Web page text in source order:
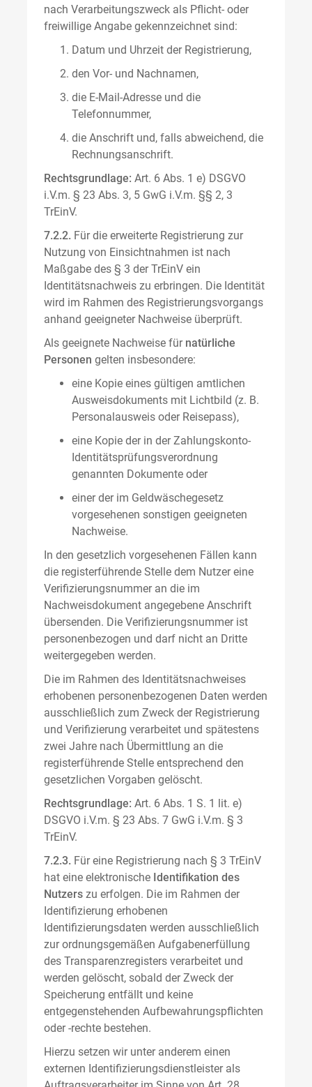
nach Verarbeitungszweck als Pflicht- oder
freiwillige Angabe gekennzeichnet sind:
Datum und Uhrzeit der Registrierung,
den Vor- und Nachnamen,
die E-Mail-Adresse und die
Telefonnummer,
die Anschrift und, falls abweichend, die
Rechnungsanschrift.
Rechtsgrundlage: Art. 6 Abs. 1 e) DSGVO
i.V.m. § 23 Abs. 3, 5 GwG i.V.m. §§ 2, 3
TrEinV.
7.2.2. Für die erweiterte Registrierung zur
Nutzung von Einsichtnahmen ist nach
Maßgabe des § 3 der TrEinV ein
Identitätsnachweis zu erbringen. Die Identität
wird im Rahmen des Registrierungsvorgangs
anhand geeigneter Nachweise überprüft.
Als geeignete Nachweise für natürliche
Personen gelten insbesondere:
eine Kopie eines gültigen amtlichen
Ausweisdokuments mit Lichtbild (z. B.
Personalausweis oder Reisepass),
eine Kopie der in der Zahlungskonto-
Identitätsprüfungsverordnung
genannten Dokumente oder
einer der im Geldwäschegesetz
vorgesehenen sonstigen geeigneten
Nachweise.
In den gesetzlich vorgesehenen Fällen kann
die registerführende Stelle dem Nutzer eine
Verifizierungsnummer an die im
Nachweisdokument angegebene Anschrift
übersenden. Die Verifizierungsnummer ist
personenbezogen und darf nicht an Dritte
weitergegeben werden.
Die im Rahmen des Identitätsnachweises
erhobenen personenbezogenen Daten werden
ausschließlich zum Zweck der Registrierung
und Verifizierung verarbeitet und spätestens
zwei Jahre nach Übermittlung an die
registerführende Stelle entsprechend den
gesetzlichen Vorgaben gelöscht.
Rechtsgrundlage: Art. 6 Abs. 1 S. 1 lit. e)
DSGVO i.V.m. § 23 Abs. 7 GwG i.V.m. § 3
TrEinV.
7.2.3. Für eine Registrierung nach § 3 TrEinV
hat eine elektronische Identifikation des
Nutzers zu erfolgen. Die im Rahmen der
Identifizierung erhobenen
Identifizierungsdaten werden ausschließlich
zur ordnungsgemäßen Aufgabenerfüllung
des Transparenzregisters verarbeitet und
werden gelöscht, sobald der Zweck der
Speicherung entfällt und keine
entgegenstehenden Aufbewahrungspflichten
oder -rechte bestehen.
Hierzu setzen wir unter anderem einen
externen Identifizierungsdienstleister als